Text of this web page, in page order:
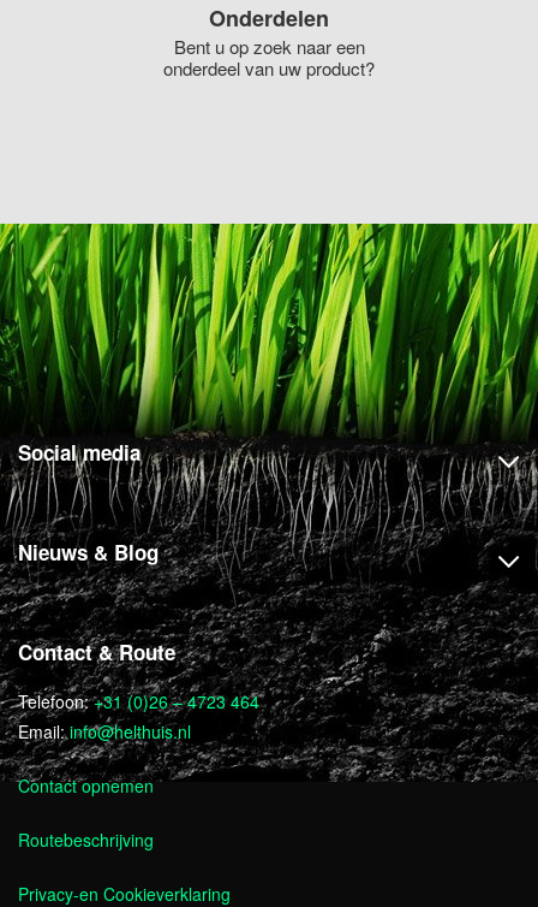
Onderdelen
Bent u op zoek naar een
onderdeel van uw product?
Social media
Nieuws & Blog
Contact & Route
Telefoon:+31 (0)26 – 4723 464
Email:info@helthuis.nl
Contact opnemen
Routebeschrijving
Privacy-en Cookieverklaring